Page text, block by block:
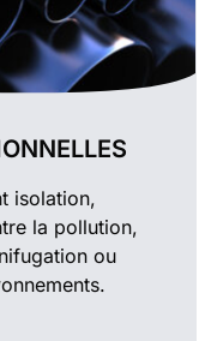
isolation,
la pollution,
ou